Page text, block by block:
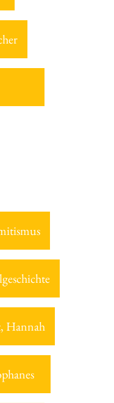
Hannah